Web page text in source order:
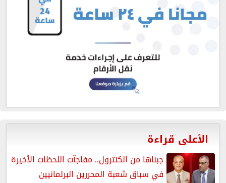
الأعلى قراءة
جبناها من الكنترول.. مفاجآت اللحظات الأخيرة
في سباق شعبة المحررين البرلمانيين